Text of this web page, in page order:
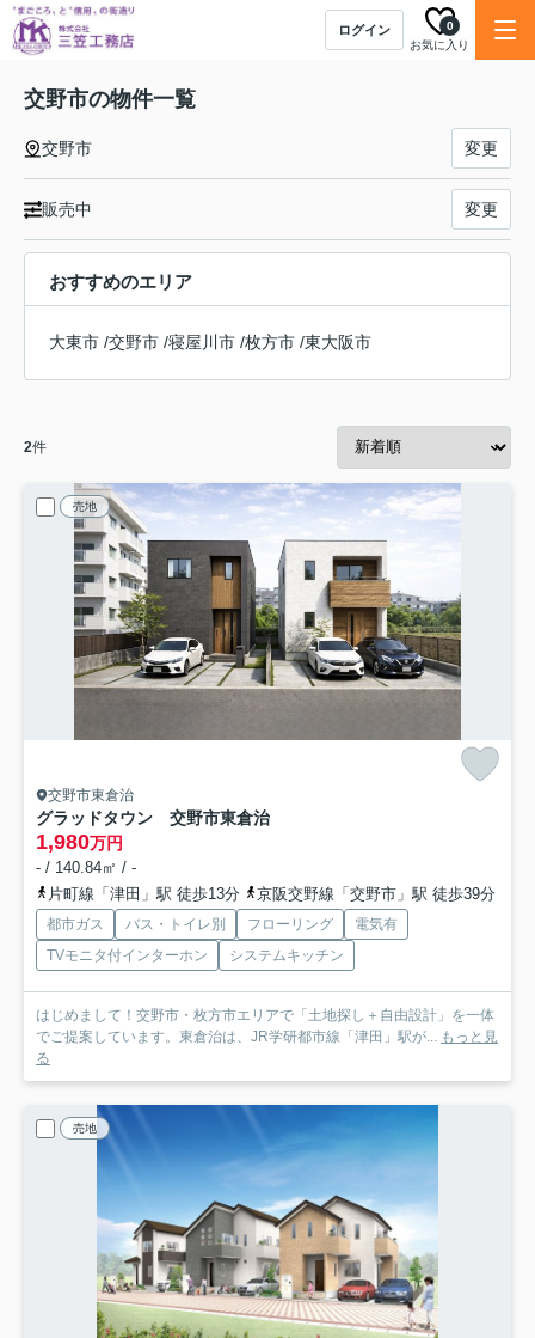
ログイン
お気に入り
0
交野市の物件一覧
交野市 変更
販売中 変更
おすすめのエリア
大東市 /交野市 /寝屋川市 /枚方市 /東大阪市
2件
売地
交野市東倉治
グラッドタウン 交野市東倉治
1,980万円
- / 140.84㎡ / -
片町線「津田」駅 徒歩13分
京阪交野線「交野市」駅 徒歩39分
都市ガス バス・トイレ別 フローリング
電気有
TVモニタ付インターホン
システムキッチン
はじめまして！交野市・枚方市エリアで「土地探し＋自由設計」を一体
でご提案しています。東倉治は、JR学研都市線「津田」駅が... もっと見
る
売地